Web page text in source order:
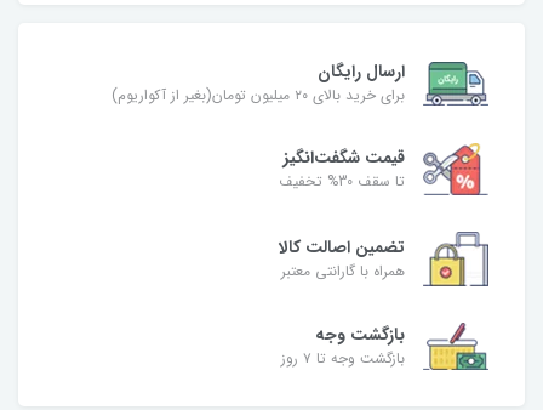
ارسال رایگان
برای خرید بالای ۲۰ میلیون تومان(بغیر از آکواریوم)
قیمت شگفت‌انگیز
تا سقف 30% تخفیف
تضمین اصالت کالا
همراه با گارانتی معتبر
بازگشت وجه
بازگشت وجه تا ۷ روز